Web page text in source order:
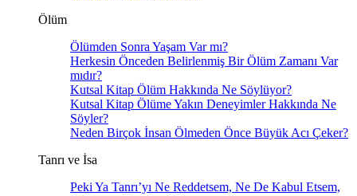
Ölüm
Ölümden Sonra Yaşam Var mı?
Herkesin Önceden Belirlenmiş Bir Ölüm Zamanı Var
mıdır?
Kutsal Kitap Ölüm Hakkında Ne Söylüyor?
Kutsal Kitap Ölüme Yakın Deneyimler Hakkında Ne
Söyler?
Neden Birçok İnsan Ölmeden Önce Büyük Acı Çeker?
Tanrı ve İsa
Peki Ya Tanrı’yı Ne Reddetsem, Ne De Kabul Etsem,